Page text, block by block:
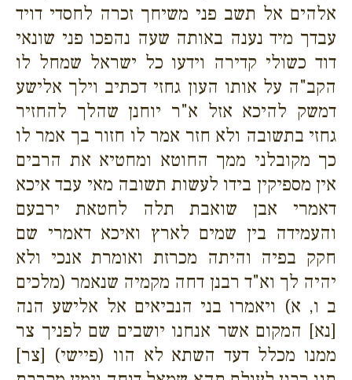
אלהים אל תשב פני משיחך זכרה לחסדי דויד
עבדך מיד נענה באותה שעה נהפכו פני שונאי
דוד כשולי קדירה וידעו כל ישראל שמחל לו
הקב"ה על אותו העון גחזי דכתיב וילך אלישע
דמשק להיכא אזל א"ר יוחנן שהלך להחזיר
גחזי בתשובה ולא חזר אמר לו חזור בך אמר לו
כך מקובלני ממך החוטא ומחטיא את הרבים
אין מספיקין בידו לעשות תשובה מאי עבד איכא
דאמרי אבן שואבת תלה לחטאת ירבעם
והעמידה בין שמים לארץ ואיכא דאמרי שם
חקק בפיה והיתה מכרזת ואומרת אנכי ולא
יהיה לך וא"ד רבנן דחה מקמיה שנאמר (מלכים
ב ו, א) ויאמרו בני הנביאים אל אלישע הנה
[נא] המקום אשר אנחנו יושבים שם לפניך צר
ממנו מכלל דעד השתא לא הוו (פיישי) [צר]